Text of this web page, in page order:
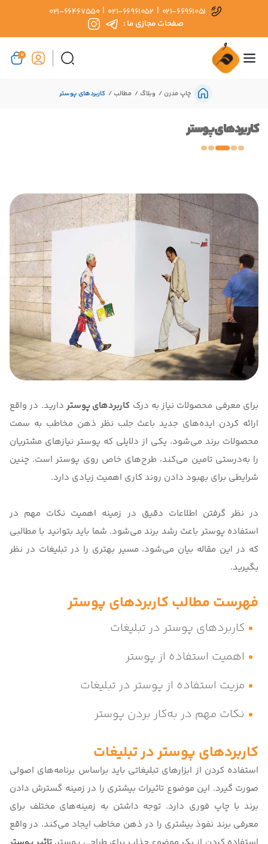
021-66961051
|
021-66961052
|
021-66467550
صفحات مجازی ما :
0
چاپ مدرن وبلاگ مطالب کاربردهای پوستر
کاربردهای پوستر
برای معرفی محصولات نیاز به‌ درک کاربردهای پوستر دارید. در واقع
ارائه کردن ایده‌های جدید باعث جلب نظر ذهن مخاطب به سمت
محصولات برند می‌شود. یکی از دلایلی که پوستر نیازهای مشتریان
را به‌درستی تامین می‌کند، طرح‌های خاص روی پوستر است. چنین
شرایطی برای بهبود دادن روند کاری اهمیت زیادی دارد.
در نظر گرفتن اطلاعات دقیق در زمینه اهمیت نکات مهم در
استفاده پوستر باعث رشد برند می‌شود. شما باید بتوانید با مطالبی
که در این مقاله بیان می‌شود، مسیر بهتری را در تبلیغات در نظر
بگیرید.
فهرست مطالب کاربردهای پوستر
کاربردهای پوستر در تبلیغات
اهمیت استفاده از پوستر
مزیت استفاده از پوستر در تبلیغات
نکات مهم در به‌کار بردن پوستر
کاربردهای پوستر در تبلیغات
استفاده کردن از ابزارهای تبلیغاتی باید براساس برنامه‌های اصولی
صورت گیرد. این موضوع تاثیرات بیشتری را در زمینه گسترش دادن
برند با چاپ فوری دارد. توجه داشتن به زمینه‌های مختلف برای
معرفی برند نفوذ بیشتری را در ذهن مخاطب ایجاد می‌کند. در واقع